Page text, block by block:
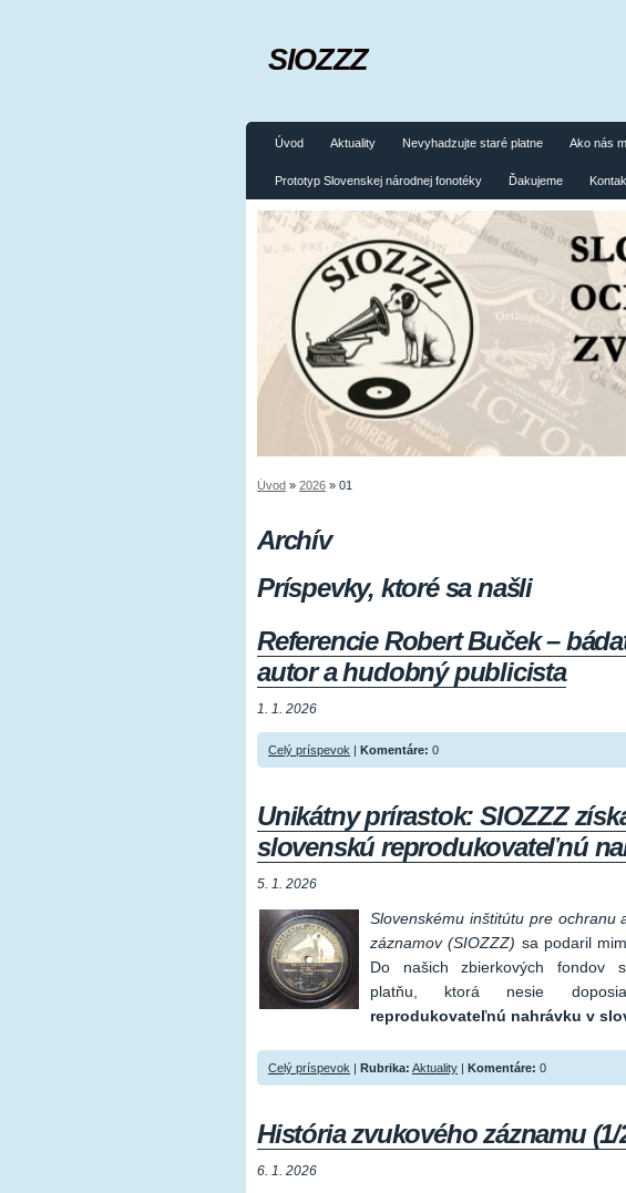
Úvod Aktuality Nevyhadzujte staré platne Ako nás
Prototyp Slovenskej národnej fonotéky Ďakujeme
SIOZZZ
Úvod » 2026 » 01
Archív
Príspevky, ktoré sa našli
Referencie Robert Buček –
autor a hudobný publicista
1. 1. 2026
Celý príspevok | Komentáre: 0
Unikátny prírastok: SIOZZZ
slovenskú reprodukovateľnú
5. 1. 2026
Slovenskému inštitútu pre ochranu
záznamov (SIOZZZ) sa podaril
Do našich zbierkových fondov
platňu, ktorá nesie
reprodukovateľnú nahrávku v
Celý príspevok | Rubrika: Aktuality | Komentáre: 0
História zvukového záznamu (1/
6. 1. 2026